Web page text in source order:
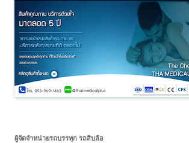
ผู้จัดจำหน่ายรถบรรทุก รถสิบล้อ